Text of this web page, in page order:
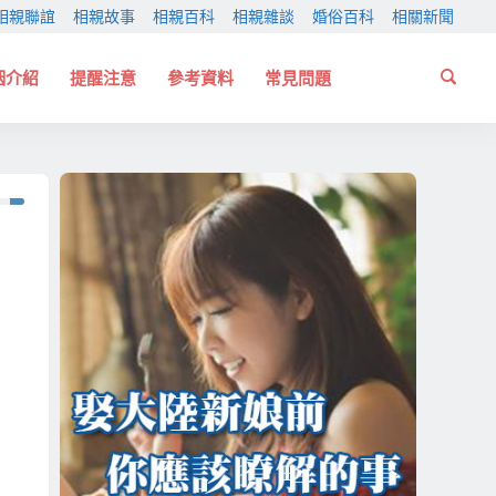
親聯誼 相親故事 相親百科 相親雜談 婚俗百科 相關新聞
介紹 提醒注意 參考資料 常見問題